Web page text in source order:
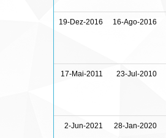
19-Dez-2016 16-Ago-2016
17-Mai-2011 23-Jul-2010
2-Jun-2021 28-Jan-2020